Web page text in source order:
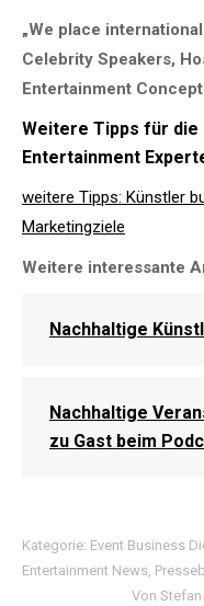
„We place
Celebrity Speakers,
Entertainment
Weitere Tipps für
Entertainment
weitere Tipps: Künstler
Marketingziele
Weitere interessante
Nachhaltige
Nachhaltige
zu Gast beim
Kategorie: Event Business
Entertainment News
Von Stefan